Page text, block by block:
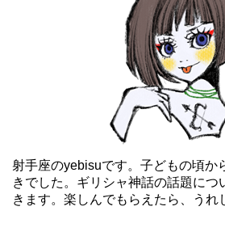
射手座のyebisuです。子どもの頃か
きでした。ギリシャ神話の話題につ
きます。楽しんでもらえたら、うれ